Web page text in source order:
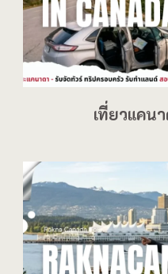
เที่ยวแคน